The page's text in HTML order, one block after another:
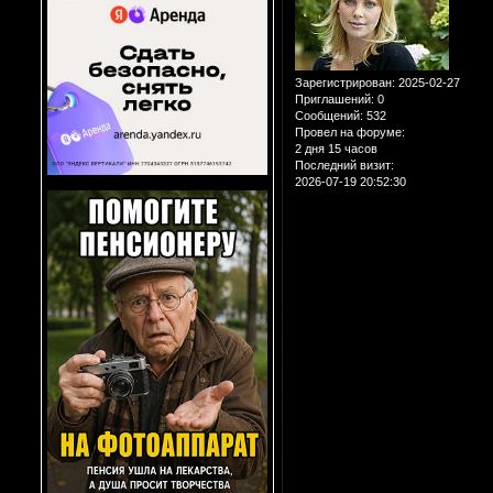
Зарегистрирован: 2025-02-27
Приглашений: 0
Сообщений: 532
Провел на форуме:
2 дня 15 часов
Последний визит:
2026-07-19 20:52:30